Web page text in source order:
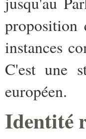
proposition
instances
C'est une
européen.
Identité